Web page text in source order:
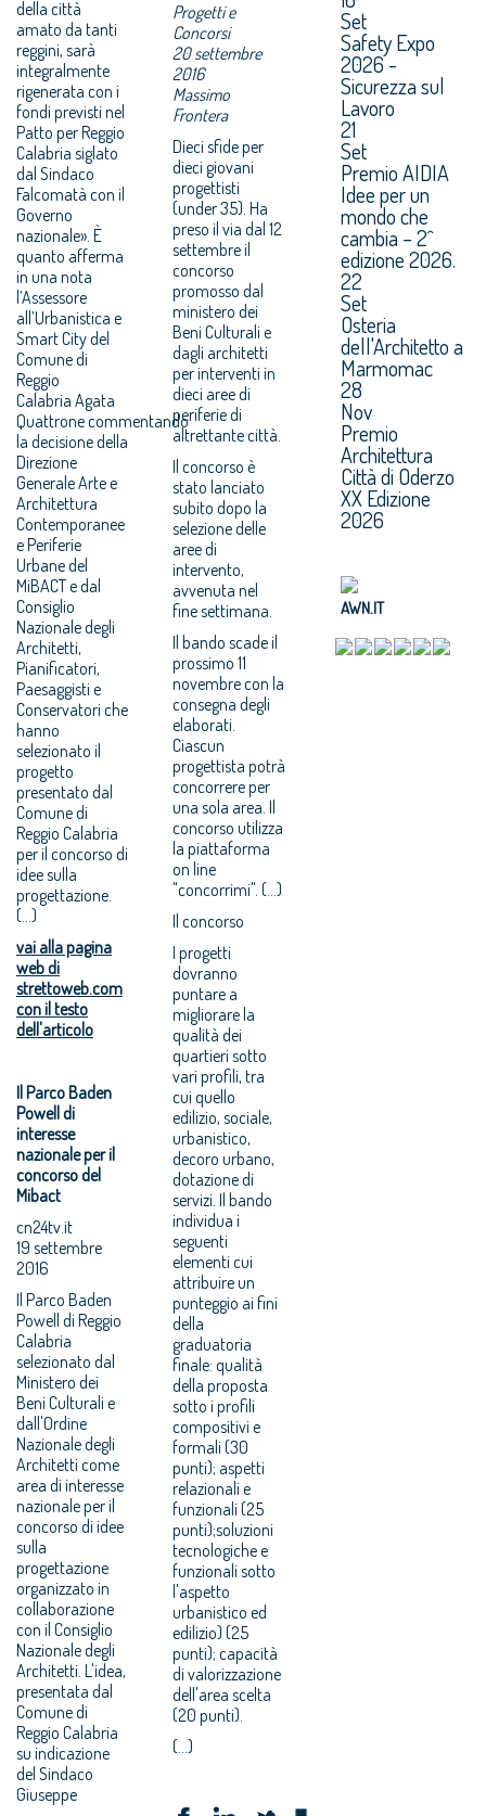
della città
amato da tanti
reggini, sarà
integralmente
rigenerata con i
fondi previsti nel
Patto per Reggio
Calabria siglato
dal Sindaco
Falcomatà con il
Governo
nazionale». È
quanto afferma
in una nota
l’Assessore
all’Urbanistica e
Smart City del
Comune di
Reggio
Calabria Agata
Quattrone commentando
la decisione della
Direzione
Generale Arte e
Architettura
Contemporanee
e Periferie
Urbane del
MiBACT e dal
Consiglio
Nazionale degli
Architetti,
Pianificatori,
Paesaggisti e
Conservatori che
hanno
selezionato il
progetto
presentato dal
Comune di
Reggio Calabria
per il concorso di
idee sulla
progettazione.
(...)
vai alla pagina
web di
strettoweb.com
con il testo
dell'articolo
Il Parco Baden
Powell di
interesse
nazionale per il
concorso del
Mibact
cn24tv.it
19 settembre
2016
Il Parco Baden
Powell di Reggio
Calabria
selezionato dal
Ministero dei
Beni Culturali e
dall'Ordine
Nazionale degli
Architetti come
area di interesse
nazionale per il
concorso di idee
sulla
progettazione
organizzato in
collaborazione
con il Consiglio
Nazionale degli
Architetti. L'idea,
presentata dal
Comune di
Reggio Calabria
su indicazione
del Sindaco
Giuseppe
Progetti e
Concorsi
20 settembre
2016
Massimo
Frontera
Dieci sfide per
dieci giovani
progettisti
(under 35). Ha
preso il via dal 12
settembre il
concorso
promosso dal
ministero dei
Beni Culturali e
dagli architetti
per interventi in
dieci aree di
periferie di
altrettante città.
Il concorso è
stato lanciato
subito dopo la
selezione delle
aree di
intervento,
avvenuta nel
fine settimana.
Il bando scade il
prossimo 11
novembre con la
consegna degli
elaborati.
Ciascun
progettista potrà
concorrere per
una sola area. Il
concorso utilizza
la piattaforma
on line
"concorrimi". (...)
Il concorso
I progetti
dovranno
puntare a
migliorare la
qualità dei
quartieri sotto
vari profili, tra
cui quello
edilizio, sociale,
urbanistico,
decoro urbano,
dotazione di
servizi. Il bando
individua i
seguenti
elementi cui
attribuire un
punteggio ai fini
della
graduatoria
finale: qualità
della proposta
sotto i profili
compositivi e
formali (30
punti); aspetti
relazionali e
funzionali (25
punti);soluzioni
tecnologiche e
funzionali sotto
l'aspetto
urbanistico ed
edilizio) (25
punti); capacità
di valorizzazione
dell'area scelta
(20 punti).
(...)
Set
Safety Expo
2026 -
Sicurezza sul
Lavoro
21
Set
Premio AIDIA
Idee per un
mondo che
cambia – 2^
edizione 2026.
22
Set
Osteria
dell'Architetto a
Marmomac
28
Nov
Premio
Architettura
Città di Oderzo
XX Edizione
2026
AWN.IT